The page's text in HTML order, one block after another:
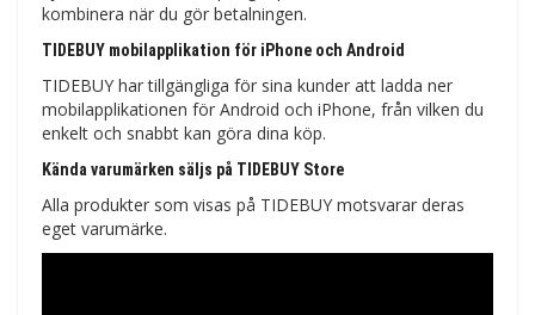
kombinera när du gör betalningen.
TIDEBUY mobilapplikation för iPhone och Android
TIDEBUY har tillgängliga för sina kunder att ladda ner
mobilapplikationen för Android och iPhone, från vilken du
enkelt och snabbt kan göra dina köp.
Kända varumärken säljs på TIDEBUY Store
Alla produkter som visas på TIDEBUY motsvarar deras
eget varumärke.